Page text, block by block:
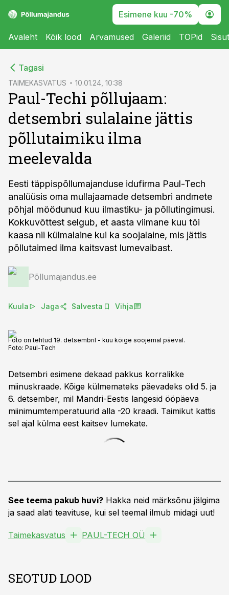
Esimene kuu -70%
Avaleht Kõik lood Arvamused Galeriid TOPid
Tagasi
TAIMEKASVATUS 10.01.24, 10:38
Paul-Techi põllujaam:
detsembri sulalaine jättis
põllutaimiku ilma
meelevalda
Eesti täppispõllumajanduse idufirma Paul-Tech
analüüsis oma mullajaamade detsembri andmete
põhjal möödunud kuu ilmastiku- ja põllutingimusi.
Kokkuvõttest selgub, et aasta viimane kuu tõi
kaasa nii külmalaine kui ka soojalaine, mis jättis
põllutaimed ilma kaitsvast lumevaibast.
Põllumajandus.ee
Kuula Jaga Salvesta Vihja
Foto on tehtud 19. detsembril - kuu kõige soojemal päeval.
Foto: Paul-Tech
Detsembri esimene dekaad pakkus korralikke
miinuskraade. Kõige külmemateks päevadeks olid 5. ja
6. detsember, mil Mandri-Eestis langesid ööpäeva
miinimumtemperatuurid alla -20 kraadi. Taimikut kattis
sel ajal külma eest kaitsev lumekate.
See teema pakub huvi? Hakka neid märksõnu jälgima
ja saad alati teavituse, kui sel teemal ilmub midagi uut!
Taimekasvatus PAUL-TECH OÜ
SEOTUD LOOD